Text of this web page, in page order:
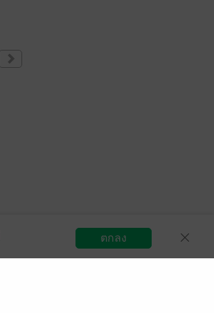
สมัครขายอีบุ๊ก วิธีการใช้งาน
ตกลง